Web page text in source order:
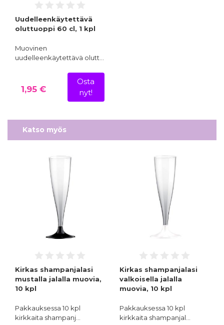
Uudelleenkäytettävä
oluttuoppi 60 cl, 1 kpl
Muovinen
uudelleenkäytettävä olutt…
1,95 €
Osta
nyt!
Katso myös
Kirkas shampanjalasi
mustalla jalalla muovia,
10 kpl
Pakkauksessa 10 kpl
kirkkaita shampanj…
Kirkas shampanjalasi
valkoisella jalalla
muovia, 10 kpl
Pakkauksessa 10 kpl
kirkkaita shampanjal…